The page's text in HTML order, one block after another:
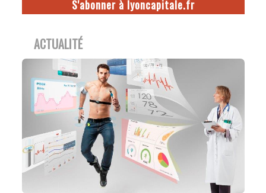
S'abonner à lyoncapitale.fr
ACTUALITÉ